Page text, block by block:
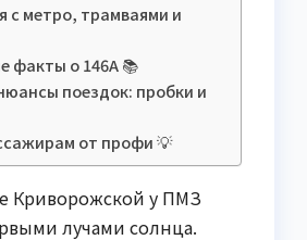
с метро, трамваями и
факты о 146А 📚
поездок: пробки и
от профи 💡
Криворожской у ПМЗ
лучами солнца.